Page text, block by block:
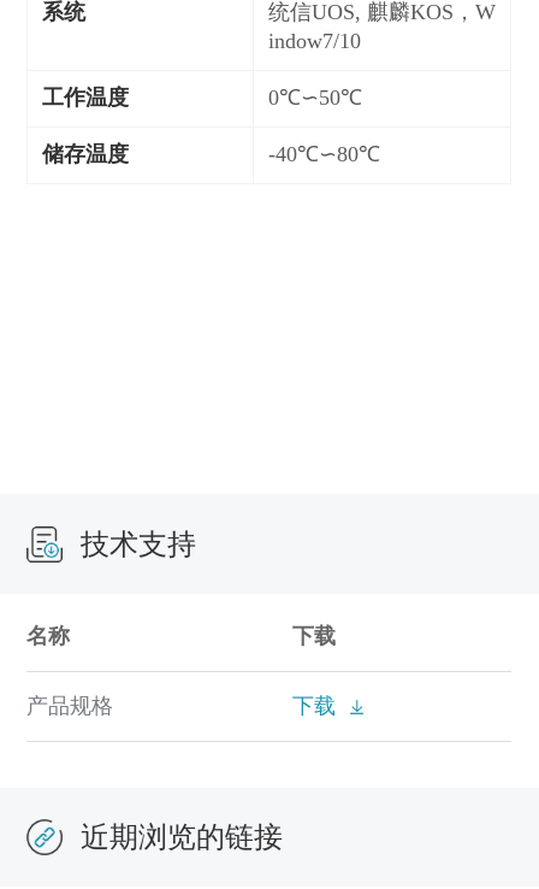
系统 统信UOS, 麒麟KOS， W
indow7/10
工作温度 0℃∽50℃
储存温度 -40℃∽80℃
技术支持
名称 下载
产品规格 下载
近期浏览的链接